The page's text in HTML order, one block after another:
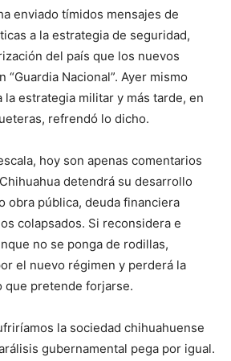
enviado tímidos mensajes de
a la estrategia de seguridad,
del país que los nuevos
“Guardia Nacional”. Ayer mismo
estrategia militar y más tarde, en
refrendó lo dicho.
hoy son apenas comentarios
detendrá su desarrollo
obra pública, deuda financiera
colapsados. Si reconsidera e
no se ponga de rodillas,
el nuevo régimen y perderá la
que pretende forjarse.
la sociedad chihuahuense
gubernamental pega por igual.